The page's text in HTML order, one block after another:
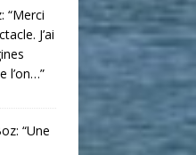
: “Merci
J’ai
l’on…”
: “Une